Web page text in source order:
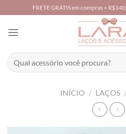
to
content
FRETE GRÁTIS em compras +
Pesquisar
por:
INÍCIO / LAÇOS